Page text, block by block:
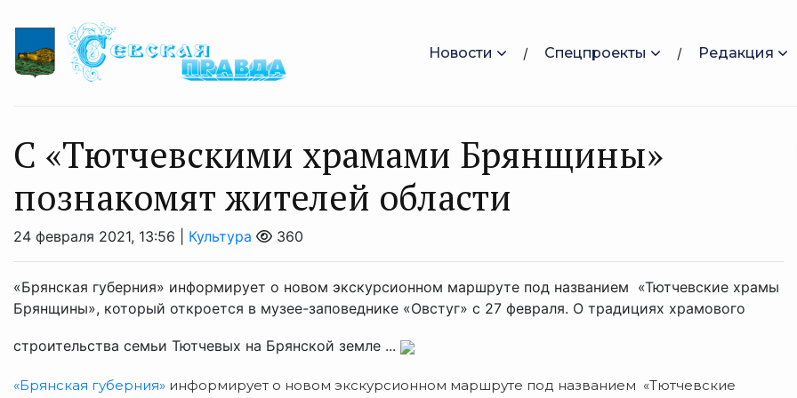
Новости Спецпроекты Редакция
С «Тютчевскими храмами Брянщины»
познакомят жителей области
24 февраля 2021, 13:56 | Культура 360
«Брянская губерния» информирует о новом экскурсионном маршруте под названием «Тютчевские храмы
Брянщины», который откроется в музее-заповеднике «Овстуг» с 27 февраля. О традициях храмового
строительства семьи Тютчевых на Брянской земле ...
«Брянская губерния» информирует о новом экскурсионном маршруте под названием «Тютчевские